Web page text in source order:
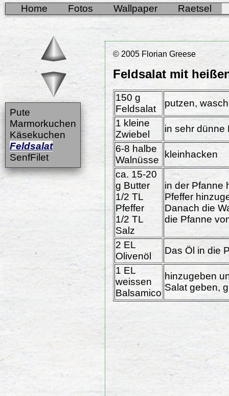
Home Fotos Wallpaper Raetsel
Pute
Marmorkuchen
Käsekuchen
Feldsalat
SenfFilet
© 2005 Florian Greese
Feldsalat mit
150 g
Feldsalat
putzen,
1 kleine
Zwiebel
in sehr dünne
6-8 halbe
Walnüsse
kleinhacken
ca. 15-20
g Butter
1/2 TL
Pfeffer
1/2 TL
Salz
in der Pfanne
Pfeffer
Danach die
die Pfanne
2 EL
Olivenöl
Das Öl in die
1 EL
weissen
Balsamico
hinzugeben
Salat geben,